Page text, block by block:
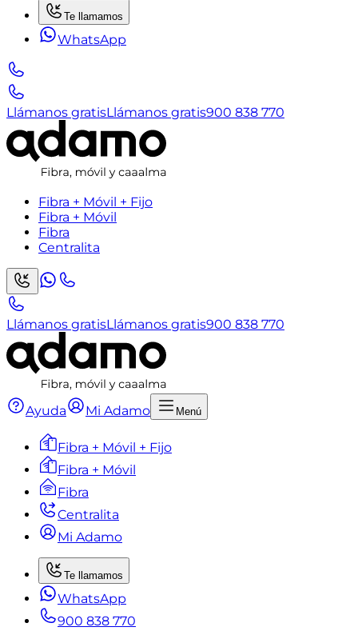
Te llamamos
WhatsApp
Llámanos gratisLlámanos gratis900 838 770
Fibra + Móvil + Fijo
Fibra + Móvil
Fibra
Centralita
Llámanos gratisLlámanos gratis900 838 770
Ayuda Mi Adamo Menú
Fibra + Móvil + Fijo
Fibra + Móvil
Fibra
Centralita
Mi Adamo
Te llamamos
WhatsApp
900 838 770